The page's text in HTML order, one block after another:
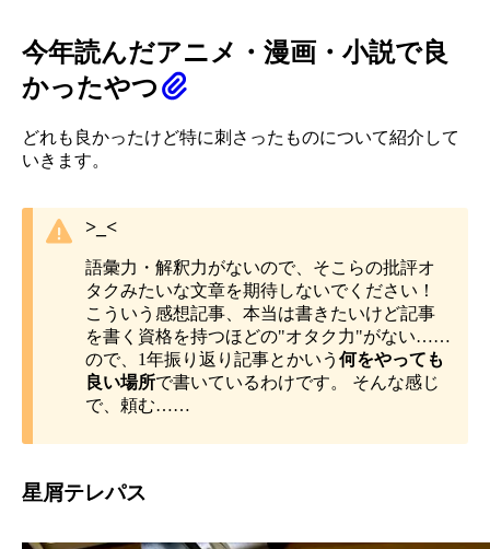
今年読んだアニメ・漫画・小説で良
かったやつ
どれも良かったけど特に刺さったものについて紹介して
いきます。
>_<
語彙力・解釈力がないので、そこらの批評オ
タクみたいな文章を期待しないでください！
こういう感想記事、本当は書きたいけど記事
を書く資格を持つほどの"オタク力"がない……
ので、1年振り返り記事とかいう 何をやっても
良い場所で書いているわけです。 そんな感じ
で、頼む……
星屑テレパス